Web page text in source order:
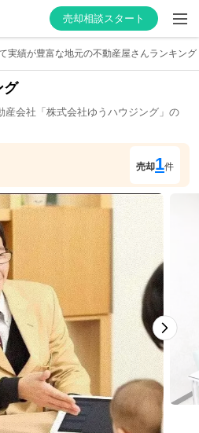
売却相談スタート
実績が豊富な地元の不動産屋さんランキング
グ
産会社「 株式会社ゆうハウジング 」の
売却1件